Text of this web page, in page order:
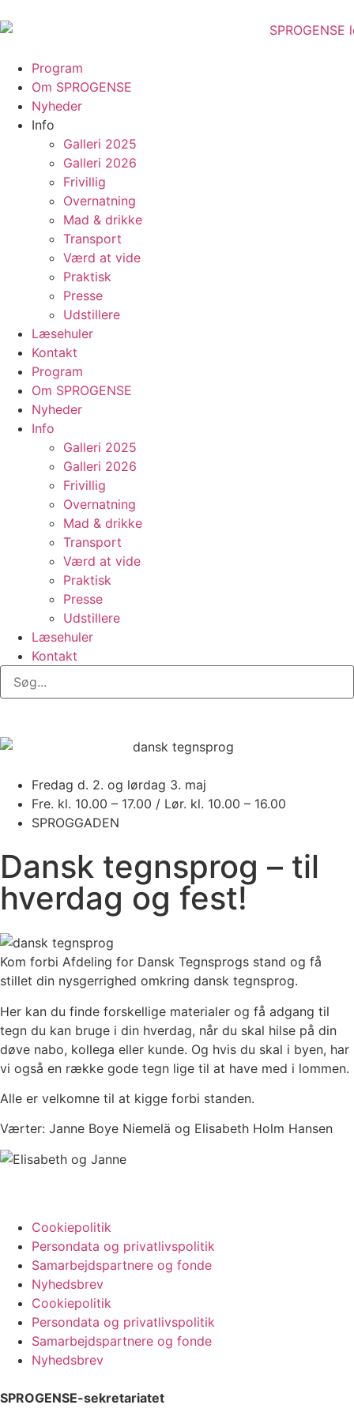
Program
Om SPROGENSE
Nyheder
Info
Galleri 2025
Galleri 2026
Frivillig
Overnatning
Mad & drikke
Transport
Værd at vide
Praktisk
Presse
Udstillere
Læsehuler
Kontakt
Program
Om SPROGENSE
Nyheder
Info
Galleri 2025
Galleri 2026
Frivillig
Overnatning
Mad & drikke
Transport
Værd at vide
Praktisk
Presse
Udstillere
Læsehuler
Kontakt
Fredag d. 2. og lørdag 3. maj
Fre. kl. 10.00 – 17.00 / Lør. kl. 10.00 – 16.00
SPROGGADEN
Dansk tegnsprog – til
hverdag og fest!
Kom forbi Afdeling for Dansk Tegnsprogs stand og få
stillet din nysgerrighed omkring dansk tegnsprog.
Her kan du finde forskellige materialer og få adgang til
tegn du kan bruge i din hverdag, når du skal hilse på din
døve nabo, kollega eller kunde. Og hvis du skal i byen, har
vi også en række gode tegn lige til at have med i lommen.
Alle er velkomne til at kigge forbi standen.
Værter: Janne Boye Niemelä og Elisabeth Holm Hansen
Cookiepolitik
Persondata og privatlivspolitik
Samarbejdspartnere og fonde
Nyhedsbrev
Cookiepolitik
Persondata og privatlivspolitik
Samarbejdspartnere og fonde
Nyhedsbrev
SPROGENSE-sekretariatet